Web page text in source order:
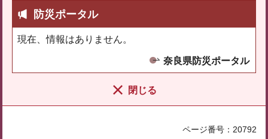
防災ポータル
現在、情報はありません。
奈良県防災ポータル
閉じる
ページ番号：20792